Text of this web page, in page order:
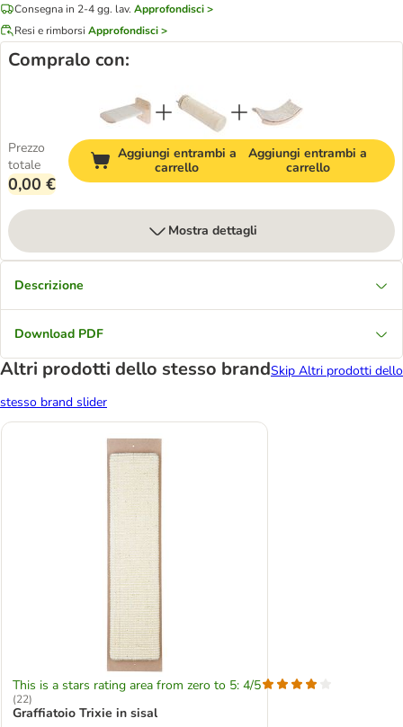
Consegna in 2-4 gg. lav. Approfondisci >
Resi e rimborsi Approfondisci >
Compralo con:
Prezzo
totale
0,00 €
Aggiungi entrambi a
carrello
Aggiungi entrambi a
carrello
Mostra dettagli
Descrizione
Download PDF
Altri prodotti dello stesso brandSkip Altri prodotti dello
stesso brand slider
This is a stars rating area from zero to 5: 4/5
(22)
Graffiatoio Trixie in sisal